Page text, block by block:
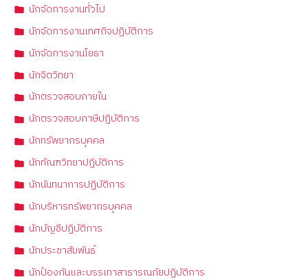
นักจัดการงานทั่วไป
นักจัดการงานเทศกิจปฏิบัติการ
นักจัดการงานโยธา
นักจิตวิทยา
นักตรวจสอบภายใน
นักตรวจสอบภาษีปฏิบัติการ
นักทรัพยากรบุคคล
นักทัณฑวิทยาปฏิบัติการ
นักนันทนาการปฏิบัติการ
นักบริหารทรัพยากรบุคคล
นักบัญชีปฏิบัติการ
นักประชาสัมพันธ์
นักป้องกันและบรรเทาสาธารณภัยปฏิบัติการ